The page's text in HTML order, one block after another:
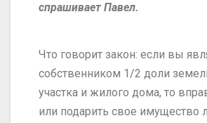
спрашивает Павел.
Что говорит закон: если вы
собственником 1/2 доли
участка и жилого дома, то
или подарить свое имущество